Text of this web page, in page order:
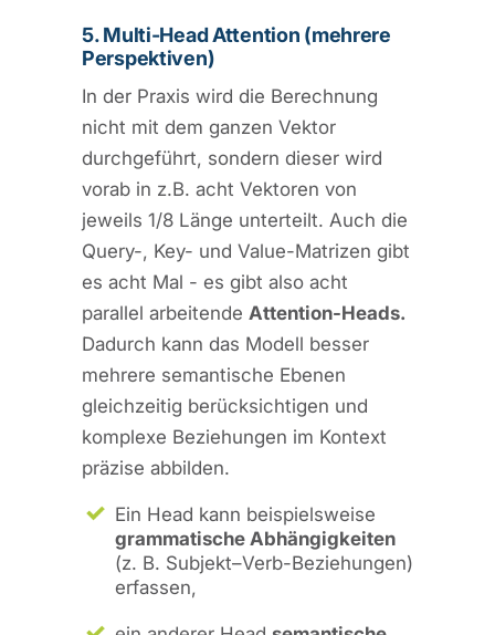
5. Multi-Head Attention (mehrere
Perspektiven)
In der Praxis wird die Berechnung
nicht mit dem ganzen Vektor
durchgeführt, sondern dieser wird
vorab in z.B. acht Vektoren von
jeweils 1/8 Länge unterteilt. Auch die
Query-, Key- und Value-Matrizen gibt
es acht Mal - es gibt also acht
parallel arbeitende Attention-Heads.
Dadurch kann das Modell besser
mehrere semantische Ebenen
gleichzeitig berücksichtigen und
komplexe Beziehungen im Kontext
präzise abbilden.
Ein Head kann beispielsweise
grammatische Abhängigkeiten
(z. B. Subjekt–Verb-Beziehungen)
erfassen,